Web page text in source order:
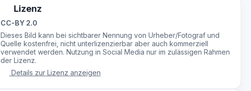
Lizenz
CC-BY 2.0
Dieses Bild kann bei sichtbarer Nennung von Urheber/Fotograf und
Quelle kostenfrei, nicht unterlizenzierbar aber auch kommerziell
verwendet werden. Nutzung in Social Media nur im zulässigen Rahmen
der Lizenz.
Details zur Lizenz anzeigen